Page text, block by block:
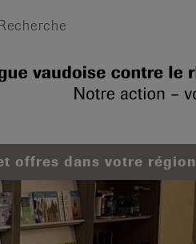
offres dans votre région